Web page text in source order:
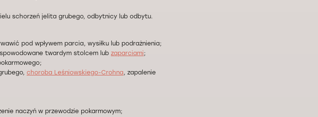
schorzeń jelita grubego, odbytnicy lub odbytu.
pod wpływem parcia, wysiłku lub podrażnienia;
twardym stolcem lub zaparciami;
choroba Leśniowskiego-Crohna, zapalenie
naczyń w przewodzie pokarmowym;